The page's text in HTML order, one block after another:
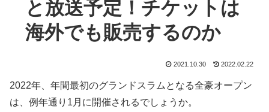
と放送予定！チケットは
海外でも販売するのか
2021.10.30 2022.02.22
2022年、年間最初のグランドスラムとなる全豪オープン
は、例年通り1月に開催されるでしょうか。